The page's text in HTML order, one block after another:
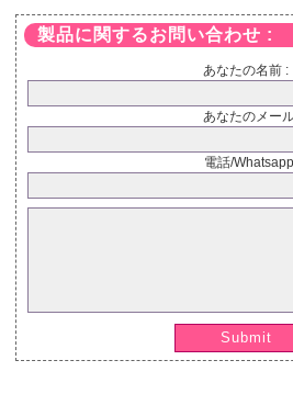
製品に関するお問い合わせ :
あなたの名前 :
あなたのメー
電話/
Submit